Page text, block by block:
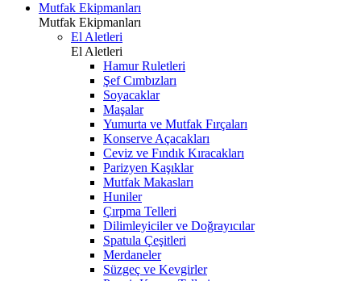
Mutfak Ekipmanları
Mutfak Ekipmanları
El Aletleri
El Aletleri
Hamur Ruletleri
Şef Cımbızları
Soyacaklar
Maşalar
Yumurta ve Mutfak Fırçaları
Konserve Açacakları
Ceviz ve Fındık Kıracakları
Parizyen Kaşıklar
Mutfak Makasları
Huniler
Çırpma Telleri
Dilimleyiciler ve Doğrayıcılar
Spatula Çeşitleri
Merdaneler
Süzgeç ve Kevgirler